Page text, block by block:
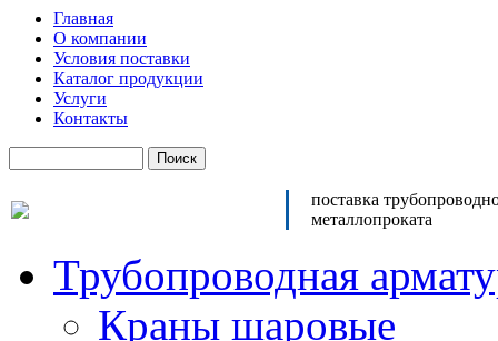
Главная
О компании
Условия поставки
Каталог продукции
Услуги
Контакты
поставка
металлопроката
Трубопроводная
Краны шаровые